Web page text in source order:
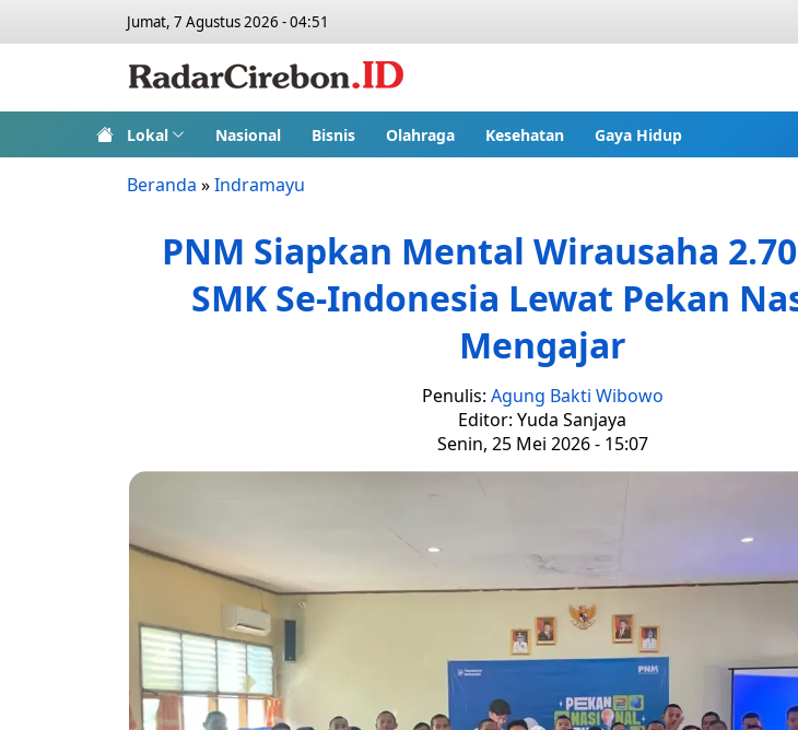
Jumat, 7 Agustus 2026 - 04:51
Lokal Nasional Bisnis Olahraga Kesehatan Gaya Hidup
Beranda »Indramayu
PNM Siapkan Mental Wirausaha
SMK Se-Indonesia Lewat Pekan
Mengajar
Penulis: Agung Bakti Wibowo
Editor: Yuda Sanjaya
Senin, 25 Mei 2026 - 15:07